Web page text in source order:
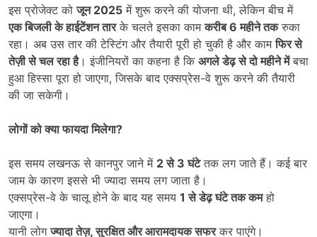
इस प्रोजेक्ट कोजून 2025 में शुरू करने की योजना थी, लेकिन बीच में
एक बिजली के हाईटेंशन तारके चलते इसका कामकरीब6महीने तकरुका
रहा। अब उस तार की टेस्टिंग और तैयारी पूरी हो चुकी है और कामफिर से
तेज़ी से चल रहा है। इंजीनियरों का कहना है कि अगले डेढ़ से दो महीने मेंबचा
हुआ हिस्सा पूरा हो जाएगा, जिसके बाद एक्सप्रेस-वे शुरू करने की तैयारी
की जा सकेगी।
लोगों को क्या फायदा मिलेगा?
इस समय लखनऊ से कानपुर जाने में 2से 3घंटेतक लग जाते हैं। कई बार
जाम के कारण इससे भी ज्यादा समय लग जाता है।
एक्सप्रेस-वे के चालू होने के बाद यह समय 1से डेढ़ घंटे तक कमहो
जाएगा।
यानी लोगज्यादा तेज़,सुरक्षित और आरामदायक सफरकर पाएंगे।